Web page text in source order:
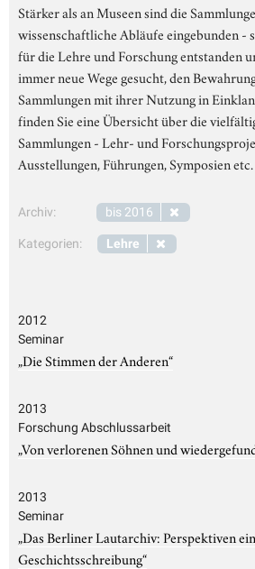
Stärker als an Museen sind die
wissenschaftliche Abläufe eingebunden -
für die Lehre und Forschung entstanden
immer neue Wege gesucht, den
Sammlungen mit ihrer Nutzung in
finden Sie eine Übersicht über die
Sammlungen - Lehr- und
Ausstellungen, Führungen, Symposien etc.
Archiv: bis 2016
Kategorien: Lehre
2012
Seminar
„Die Stimmen der Anderen“
2013
Forschung Abschlussarbeit
„Von verlorenen Söhnen und
2013
Seminar
„Das Berliner Lautarchiv: Perspektiven
Geschichtsschreibung“